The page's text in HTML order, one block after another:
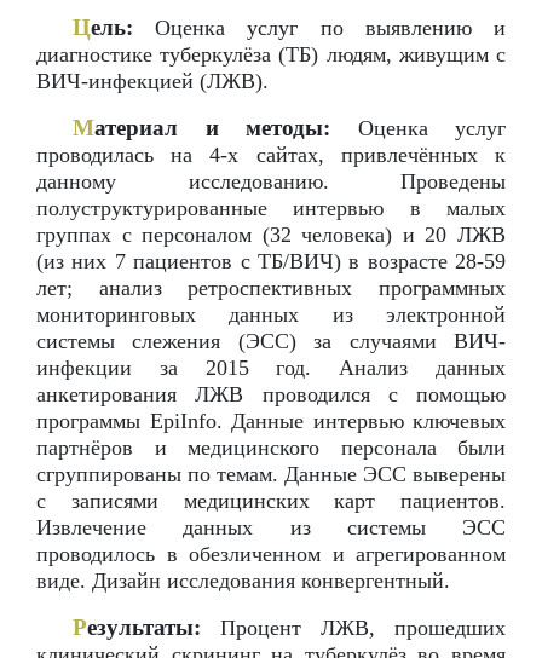
Цель: Оценка услуг по выявлению и
диагностике туберкулëза (ТБ) людям, живущим с
ВИЧ-инфекцией (ЛЖВ).
Материал и методы: Оценка услуг
проводилась на 4-х сайтах, привлечённых к
данному исследованию. Проведены
полуструктурированные интервью в малых
группах с персоналом (32 человека) и 20 ЛЖВ
(из них 7 пациентов с ТБ/ВИЧ) в возрасте 28-59
лет; анализ ретроспективных программных
мониторинговых данных из электронной
системы слежения (ЭСС) за случаями ВИЧ-
инфекции за 2015 год. Анализ данных
анкетирования ЛЖВ проводился с помощью
программы EpiInfo. Данные интервью ключевых
партнёров и медицинского персонала были
сгруппированы по темам. Данные ЭСС выверены
с записями медицинских карт пациентов.
Извлечение данных из системы ЭСС
проводилось в обезличенном и агрегированном
виде. Дизайн исследования конвергентный.
Результаты: Процент ЛЖВ, прошедших